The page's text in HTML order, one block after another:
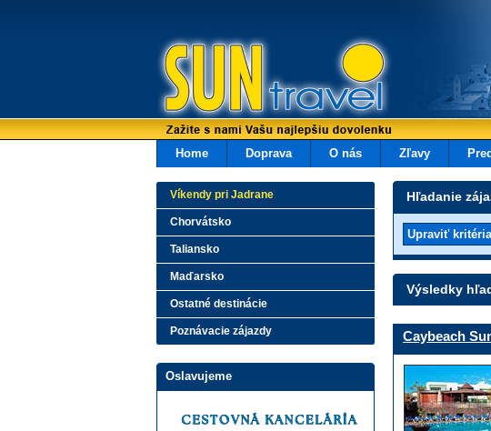
Home Doprava O nás Zľavy
Hľadanie
Výsledky
Caybeach
Víkendy pri Jadrane
Chorvátsko
Taliansko
Maďarsko
Ostatné destinácie
Poznávacie zájazdy
Oslavujeme